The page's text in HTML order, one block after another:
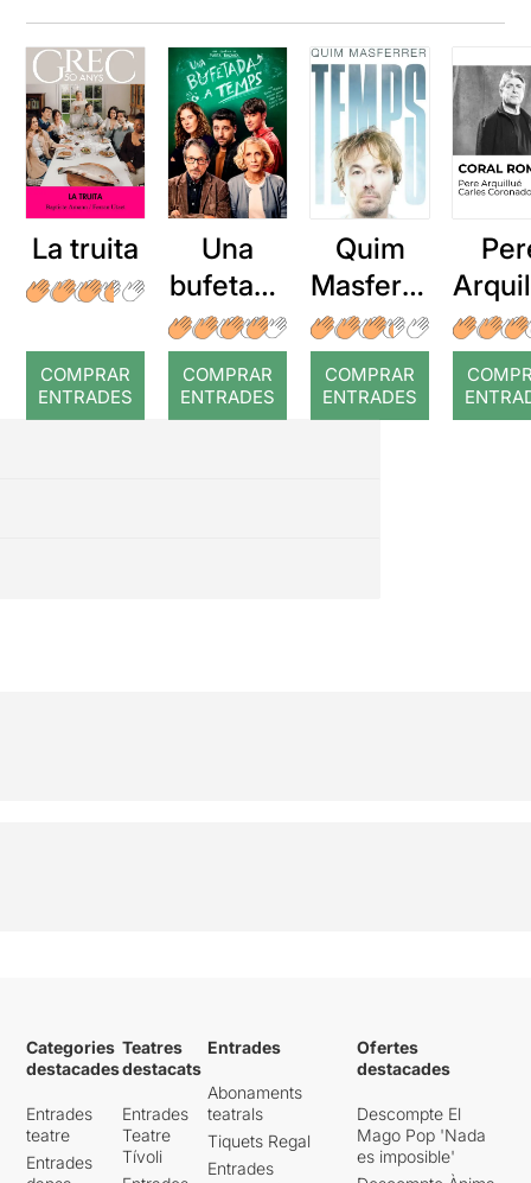
La truita
COMPRAR
ENTRADES
Una
bufetada
a temps
COMPRAR
ENTRADES
Quim
Masferre
r: Temps
COMPRAR
ENTRADES
:
Categories
destacades
Entrades
teatre
Entrades
Teatres
destacats
Entrades
Teatre
Tívoli
Entrades
Abonaments
teatrals
Tiquets Regal
Entrades
Ofertes
destacades
Descompte El
Mago Pop 'Nada
es imposible'